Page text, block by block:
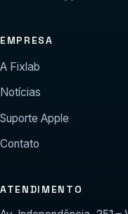
EMPRESA
A Fixlab
Notícias
Suporte Apple
Contato
ATENDIMENTO